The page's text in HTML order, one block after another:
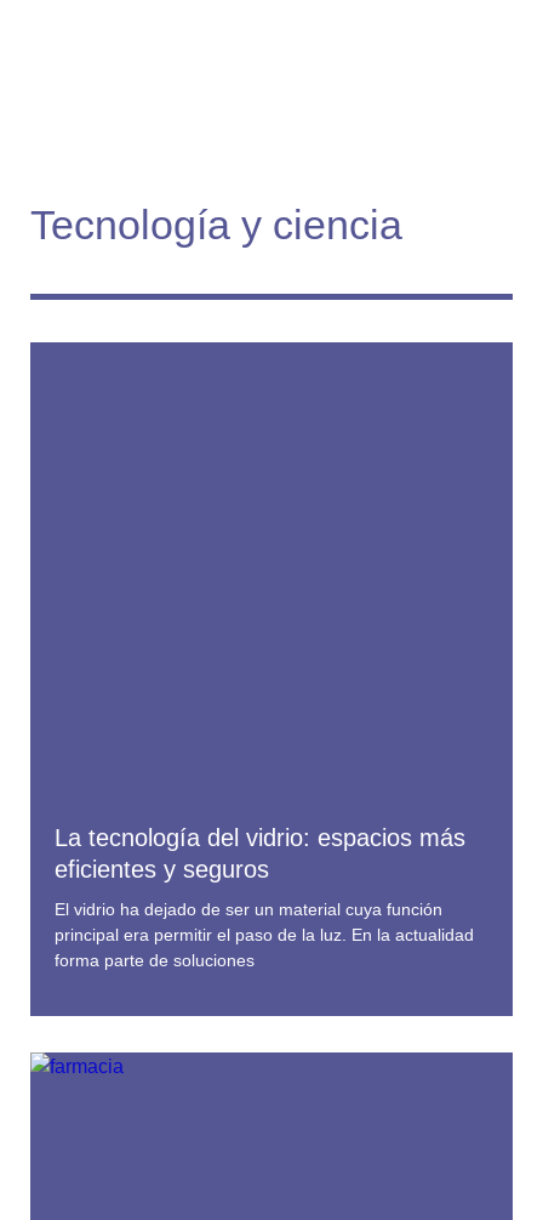
Tecnología y ciencia
La tecnología del vidrio: espacios más
eficientes y seguros
El vidrio ha dejado de ser un material cuya función
principal era permitir el paso de la luz. En la actualidad
forma parte de soluciones